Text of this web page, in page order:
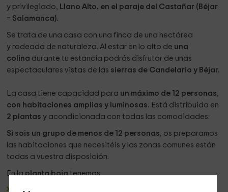
y privilegiado, Llano Alto, en el paraje del Castañar (Béjar
– Salamanca).
Se trata de una casa con una finca de una hectárea
y rodeada de naturaleza. Al estar en lo alto de una
colina durante tu estancia podrás disfrutar de unas
espectaculares vistas de las sierras de Candelario y Béjar.
La casa tiene capacidad para un máximo de 12 personas,
con habitaciones amplias y luminosas. Está distribuida en
2 plantas y acondicionada con todas las comodidades.
Si sois un grupo de menos de 12 personas, os preparamos
las habitaciones que necesitéis y las zonas comunes están
todas a vuestra disposición.
En laplanta bajatenemos:
Un hall de entrada